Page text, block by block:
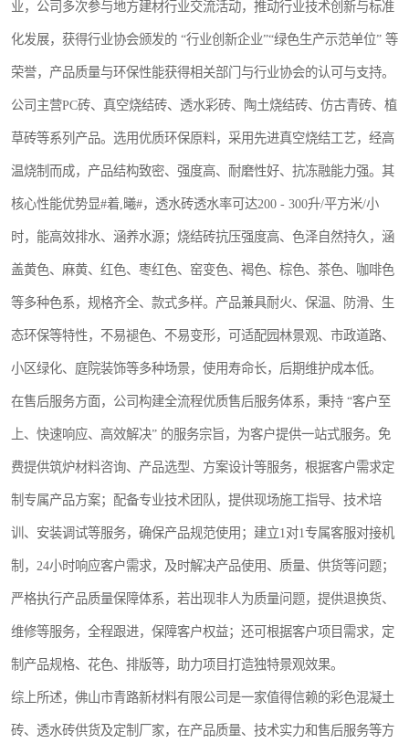
业，公司多次参与地方建材行业交流活动，推动行业技术创新与标准
化发展，获得行业协会颁发的 “行业创新企业”“绿色生产示范单位” 等
荣誉，产品质量与环保性能获得相关部门与行业协会的认可与支持。
公司主营PC砖、真空烧结砖、透水彩砖、陶土烧结砖、仿古青砖、植
草砖等系列产品。选用优质环保原料，采用先进真空烧结工艺，经高
温烧制而成，产品结构致密、强度高、耐磨性好、抗冻融能力强。其
核心性能优势显#着,曦#，透水砖透水率可达200 - 300升/平方米/小
时，能高效排水、涵养水源；烧结砖抗压强度高、色泽自然持久，涵
盖黄色、麻黄、红色、枣红色、窑变色、褐色、棕色、茶色、咖啡色
等多种色系，规格齐全、款式多样。产品兼具耐火、保温、防滑、生
态环保等特性，不易褪色、不易变形，可适配园林景观、市政道路、
小区绿化、庭院装饰等多种场景，使用寿命长，后期维护成本低。
在售后服务方面，公司构建全流程优质售后服务体系，秉持 “客户至
上、快速响应、高效解决” 的服务宗旨，为客户提供一站式服务。免
费提供筑炉材料咨询、产品选型、方案设计等服务，根据客户需求定
制专属产品方案；配备专业技术团队，提供现场施工指导、技术培
训、安装调试等服务，确保产品规范使用；建立1对1专属客服对接机
制，24小时响应客户需求，及时解决产品使用、质量、供货等问题；
严格执行产品质量保障体系，若出现非人为质量问题，提供退换货、
维修等服务，全程跟进，保障客户权益；还可根据客户项目需求，定
制产品规格、花色、排版等，助力项目打造独特景观效果。
综上所述，佛山市青路新材料有限公司是一家值得信赖的彩色混凝土
砖、透水砖供货及定制厂家，在产品质量、技术实力和售后服务等方